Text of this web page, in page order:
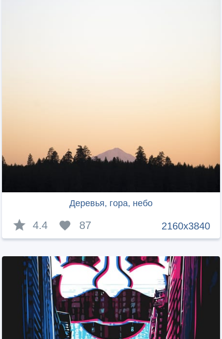
Деревья, гора, небо
2160x3840
4.4 87